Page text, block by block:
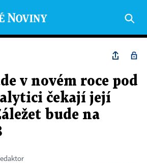
v novém roce pod
čekají její
bude na